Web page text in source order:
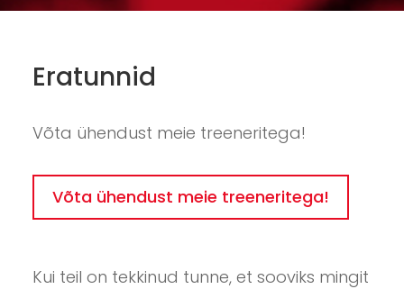
Eratunnid
Võta ühendust meie treeneritega!
Võta ühendust meie treeneritega!
Kui teil on tekkinud tunne, et sooviks mingit